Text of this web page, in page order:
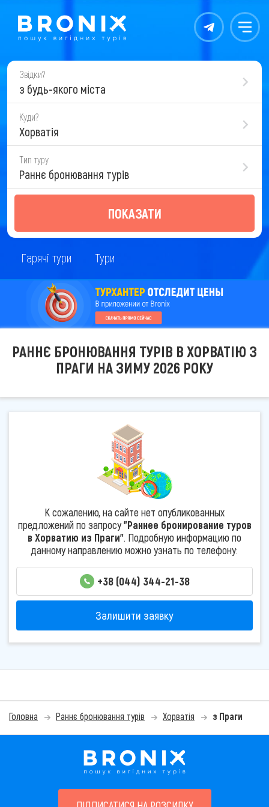
Контакты Меню
Звідки?
з будь-якого міста
Куди?
Хорватія
Тип туру
Раннє бронювання турів
ПОКАЗАТИ
Гарячі тури Тури
РАННЄ БРОНЮВАННЯ ТУРІВ В ХОРВАТІЮ З
ПРАГИ НА ЗИМУ 2026 РОКУ
К сожалению, на сайте нет опубликованных
предложений по запросу"Раннее бронирование туров
в Хорватию из Праги". Подробную информацию по
данному направлению можно узнать по телефону:
+38 (044) 344-21-38
Залишити заявку
Головна Раннє бронювання турів Хорватія з Праги